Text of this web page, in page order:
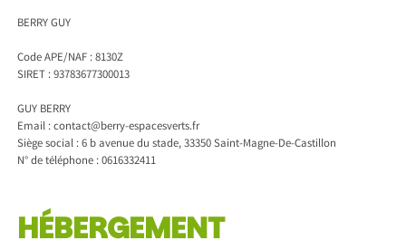
BERRY GUY
Code APE/NAF : 8130Z
SIRET : 93783677300013
GUY BERRY
Email : contact@berry-espacesverts.fr
Siège social : 6 b avenue du stade, 33350 Saint-Magne-De-Castillon
N° de téléphone : 0616332411
HÉBERGEMENT